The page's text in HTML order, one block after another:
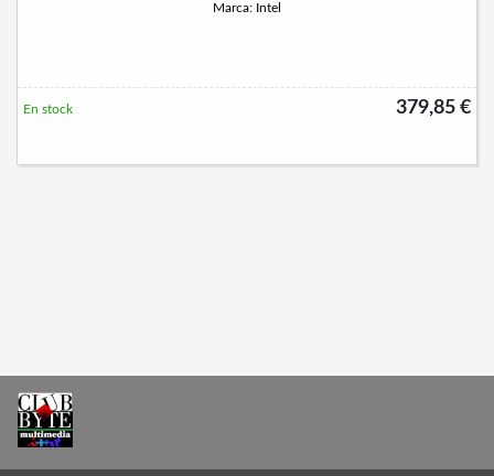
Marca: Intel
379,85 €
En stock